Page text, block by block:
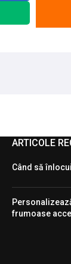
ARTICOLE
Când să
frumoase